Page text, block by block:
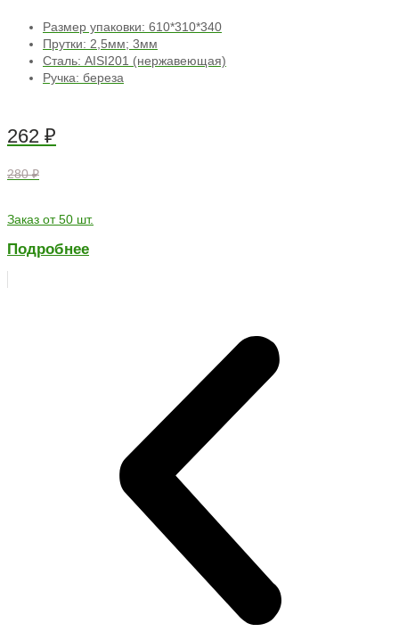
Размер упаковки: 610*310*340
Прутки: 2,5мм; 3мм
Сталь: AISI201 (нержавеющая)
Ручка: береза
262 ₽
280 ₽
Заказ от 50 шт.
Подробнее